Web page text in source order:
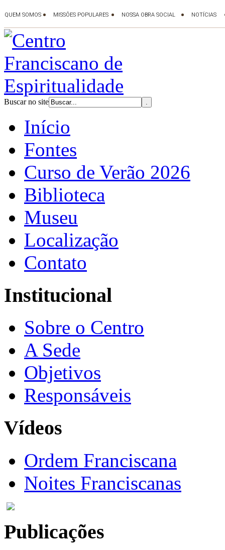
Buscar no site
Início
Fontes
Curso de Verão 2026
Biblioteca
Museu
Localização
Contato
Institucional
Sobre o Centro
A Sede
Objetivos
Responsáveis
Vídeos
Ordem Franciscana
Noites Franciscanas
Publicações